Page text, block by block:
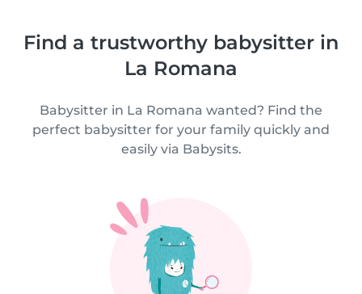
Find a trustworthy babysitter in
La Romana
Babysitter in La Romana wanted? Find the
perfect babysitter for your family quickly and
easily via Babysits.